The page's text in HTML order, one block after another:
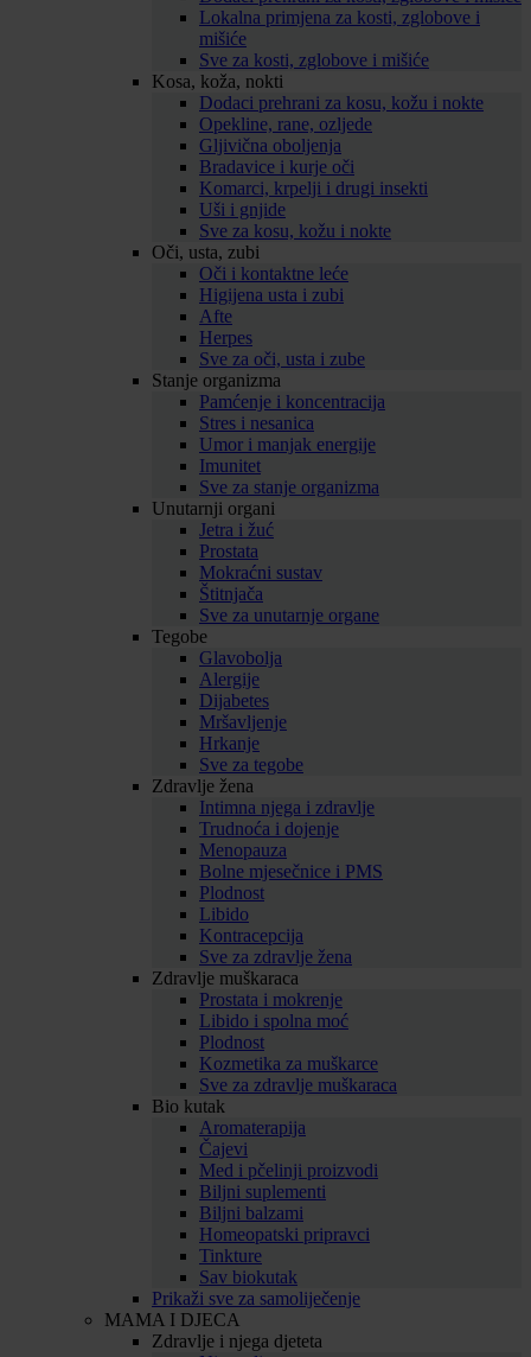
Lokalna primjena za kosti, zglobove i
mišiće
Sve za kosti, zglobove i mišiće
Kosa, koža, nokti
Dodaci prehrani za kosu, kožu i nokte
Opekline, rane, ozljede
Gljivična oboljenja
Bradavice i kurje oči
Komarci, krpelji i drugi insekti
Uši i gnjide
Sve za kosu, kožu i nokte
Oči, usta, zubi
Oči i kontaktne leće
Higijena usta i zubi
Afte
Herpes
Sve za oči, usta i zube
Stanje organizma
Pamćenje i koncentracija
Stres i nesanica
Umor i manjak energije
Imunitet
Sve za stanje organizma
Unutarnji organi
Jetra i žuć
Prostata
Mokraćni sustav
Štitnjača
Sve za unutarnje organe
Tegobe
Glavobolja
Alergije
Dijabetes
Mršavljenje
Hrkanje
Sve za tegobe
Zdravlje žena
Intimna njega i zdravlje
Trudnoća i dojenje
Menopauza
Bolne mjesečnice i PMS
Plodnost
Libido
Kontracepcija
Sve za zdravlje žena
Zdravlje muškaraca
Prostata i mokrenje
Libido i spolna moć
Plodnost
Kozmetika za muškarce
Sve za zdravlje muškaraca
Bio kutak
Aromaterapija
Čajevi
Med i pčelinji proizvodi
Biljni suplementi
Biljni balzami
Homeopatski pripravci
Tinkture
Sav biokutak
Prikaži sve za samoliječenje
MAMA I DJECA
Zdravlje i njega djeteta